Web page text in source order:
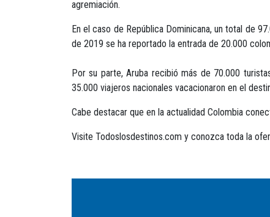
agremiación.
En el caso de República Dominicana, un total de
de 2019 se ha reportado la entrada de 20.000
Por su parte, Aruba recibió más de 70.000
35.000 viajeros nacionales vacacionaron en el
Cabe destacar que en la actualidad Colombia
Visite Todoslosdestinos.com y conozca toda la